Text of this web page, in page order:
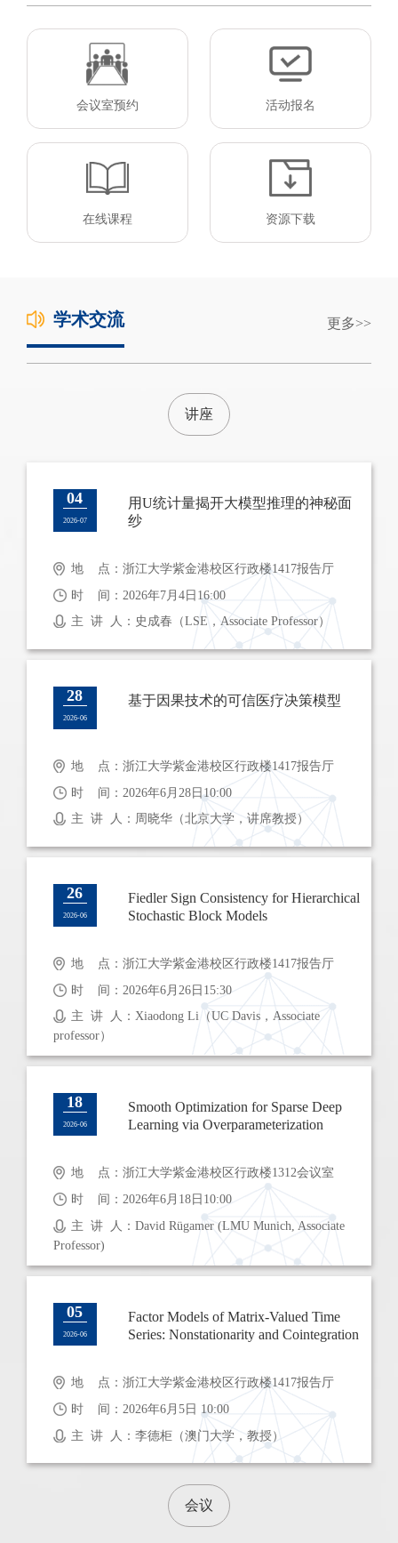
会议室预约 活动报名
在线课程 资源下载
学术交流 更多
讲座
04
2026-07
用U统计量揭开大模型推理的神秘面
纱
地 点：浙江大学紫金港校区行政楼1417报告厅
时 间：2026年7月4日16:00
主 讲 人：史成春（LSE，Associate Professor）
28
2026-06
基于因果技术的可信医疗决策模型
地 点：浙江大学紫金港校区行政楼1417报告厅
时 间：2026年6月28日10:00
主 讲 人：周晓华（北京大学，讲席教授）
26
2026-06
Fiedler Sign Consistency for Hierarchical
Stochastic Block Models
地 点：浙江大学紫金港校区行政楼1417报告厅
时 间：2026年6月26日15:30
主 讲 人：Xiaodong Li（UC Davis，Associate
professor）
18
2026-06
Smooth Optimization for Sparse Deep
Learning via Overparameterization
地 点：浙江大学紫金港校区行政楼1312会议室
时 间：2026年6月18日10:00
主 讲 人：David Rügamer (LMU Munich, Associate
Professor)
05
2026-06
Factor Models of Matrix-Valued Time
Series: Nonstationarity and Cointegration
地 点：浙江大学紫金港校区行政楼1417报告厅
时 间：2026年6月5日 10:00
主 讲 人：李德柜（澳门大学，教授）
会议